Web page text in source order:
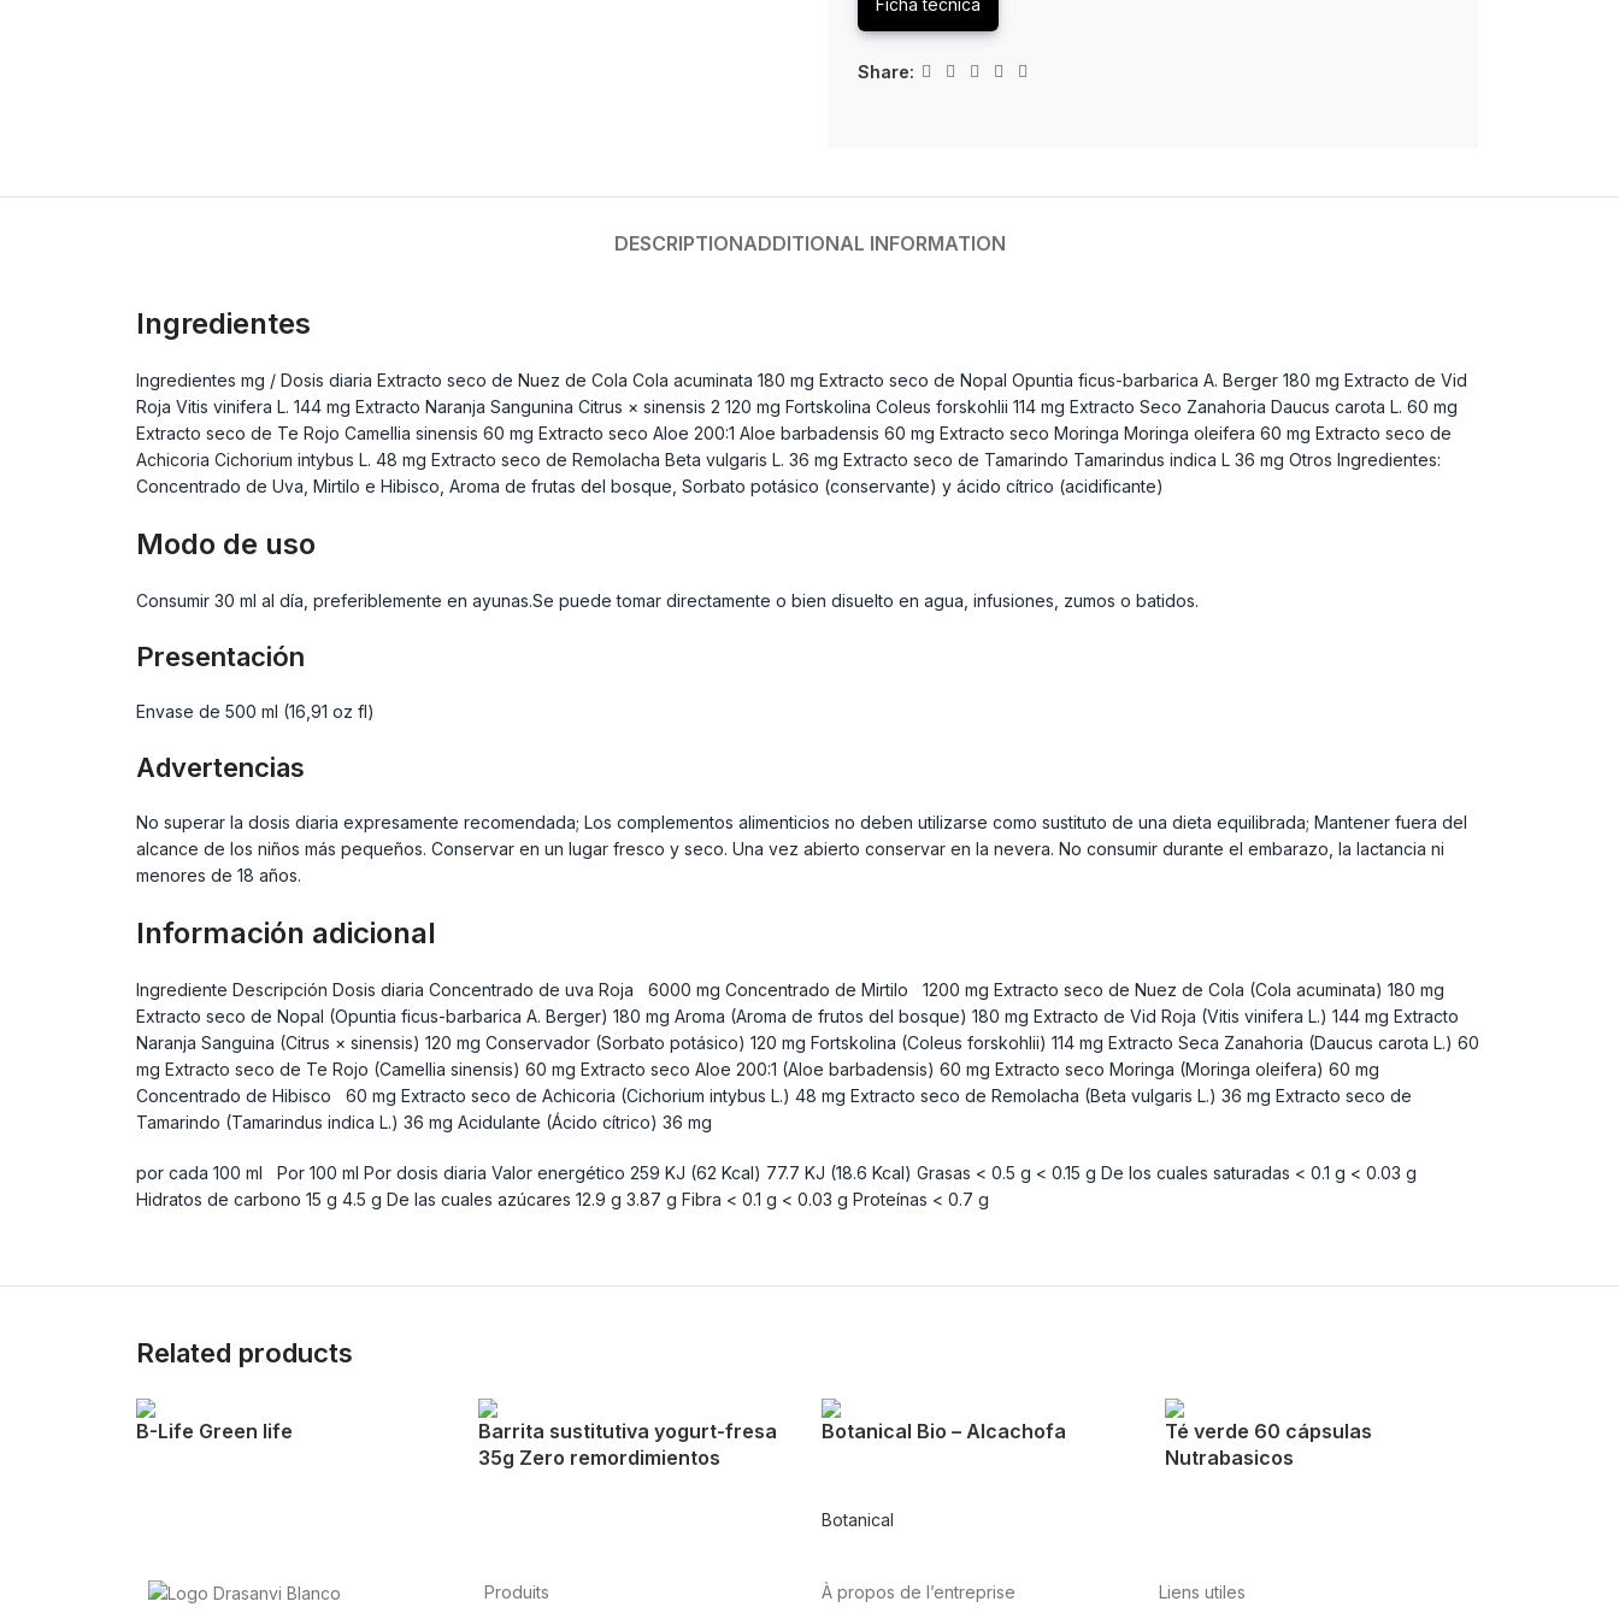
Ficha técnica
Share:
DESCRIPTIONADDITIONAL INFORMATION
Ingredientes
Ingredientes mg / Dosis diaria Extracto seco de Nuez de Cola Cola acuminata 180 mg Extracto seco de Nopal Opuntia ficus-barbarica A. Berger 180 mg Extracto de Vid
Roja Vitis vinifera L. 144 mg Extracto Naranja Sangunina Citrus × sinensis 2 120 mg Fortskolina Coleus forskohlii 114 mg Extracto Seco Zanahoria Daucus carota L. 60 mg
Extracto seco de Te Rojo Camellia sinensis 60 mg Extracto seco Aloe 200:1 Aloe barbadensis 60 mg Extracto seco Moringa Moringa oleifera 60 mg Extracto seco de
Achicoria Cichorium intybus L. 48 mg Extracto seco de Remolacha Beta vulgaris L. 36 mg Extracto seco de Tamarindo Tamarindus indica L 36 mg Otros Ingredientes:
Concentrado de Uva, Mirtilo e Hibisco, Aroma de frutas del bosque, Sorbato potásico (conservante) y ácido cítrico (acidificante)
Modo de uso
Consumir 30 ml al día, preferiblemente en ayunas.Se puede tomar directamente o bien disuelto en agua, infusiones, zumos o batidos.
Presentación
Envase de 500 ml (16,91 oz fl)
Advertencias
No superar la dosis diaria expresamente recomendada; Los complementos alimenticios no deben utilizarse como sustituto de una dieta equilibrada; Mantener fuera del
alcance de los niños más pequeños. Conservar en un lugar fresco y seco. Una vez abierto conservar en la nevera. No consumir durante el embarazo, la lactancia ni
menores de 18 años.
Información adicional
Ingrediente Descripción Dosis diaria Concentrado de uva Roja 6000 mg Concentrado de Mirtilo 1200 mg Extracto seco de Nuez de Cola (Cola acuminata) 180 mg
Extracto seco de Nopal (Opuntia ficus-barbarica A. Berger) 180 mg Aroma (Aroma de frutos del bosque) 180 mg Extracto de Vid Roja (Vitis vinifera L.) 144 mg Extracto
Naranja Sanguina (Citrus × sinensis) 120 mg Conservador (Sorbato potásico) 120 mg Fortskolina (Coleus forskohlii) 114 mg Extracto Seca Zanahoria (Daucus carota L.) 60
mg Extracto seco de Te Rojo (Camellia sinensis) 60 mg Extracto seco Aloe 200:1 (Aloe barbadensis) 60 mg Extracto seco Moringa (Moringa oleifera) 60 mg
Concentrado de Hibisco 60 mg Extracto seco de Achicoria (Cichorium intybus L.) 48 mg Extracto seco de Remolacha (Beta vulgaris L.) 36 mg Extracto seco de
Tamarindo (Tamarindus indica L.) 36 mg Acidulante (Ácido cítrico) 36 mg
por cada 100 ml Por 100 ml Por dosis diaria Valor energético 259 KJ (62 Kcal) 77.7 KJ (18.6 Kcal) Grasas < 0.5 g < 0.15 g De los cuales saturadas < 0.1 g < 0.03 g
Hidratos de carbono 15 g 4.5 g De las cuales azúcares 12.9 g 3.87 g Fibra < 0.1 g < 0.03 g Proteínas < 0.7 g
Related products
B-Life Green life
Barrita sustitutiva yogurt-fresa
35g Zero remordimientos
Botanical Bio – Alcachofa
Botanical
Té verde 60 cápsulas
Nutrabasicos
Produits À propos de l’entreprise Liens utiles